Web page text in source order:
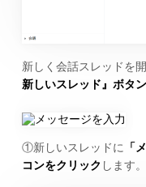
新しく会話スレッドを
新しいスレッド』ボタ
①新しいスレッドに 「
コンをクリック します。